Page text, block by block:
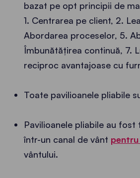
bazat pe opt principii de
1. Centrarea pe client, 2.
Abordarea proceselor, 5.
Îmbunătățirea continuă, 7.
reciproc avantajoase cu
Toate pavilioanele pliabile
Pavilioanele pliabile au
într-un canal de vânt
vântului.